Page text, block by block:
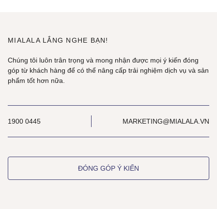
MIALALA LẮNG NGHE BẠN!
Chúng tôi luôn trân trọng và mong nhận được mọi ý kiến đóng
góp từ khách hàng để có thể nâng cấp trải nghiệm dịch vụ và sản
phẩm tốt hơn nữa.
1900 0445 MARKETING@MIALALA.VN
ĐÓNG GÓP Ý KIẾN